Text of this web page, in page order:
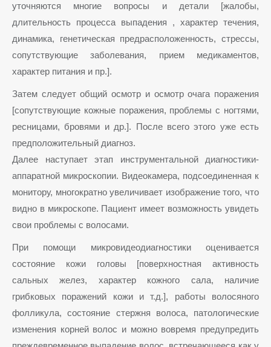
уточняются многие вопросы и детали [жалобы,
длительность процесса выпадения , характер течения,
динамика, генетическая предрасположенность, стрессы,
сопутствующие заболевания, прием медикаментов,
характер питания и пр.].
Затем следует общий осмотр и осмотр очага поражения
[сопутствующие кожные поражения, проблемы с ногтями,
ресницами, бровями и др.]. После всего этого уже есть
предположительный диагноз.
Далее наступает этап инструментальной диагностики-
аппаратной микроскопии. Видеокамера, подсоединенная к
монитору, многократно увеличивает изображение того, что
видно в микроскопе. Пациент имеет возможность увидеть
свои проблемы с волосами.
При помощи микровидеодиагностики оценивается
состояние кожи головы [поверхностная активность
сальных желез, характер кожного сала, наличие
грибковых поражений кожи и т.д.], работы волосяного
фолликула, состояние стержня волоса, патологические
изменения корней волос и можно вовремя предупредить